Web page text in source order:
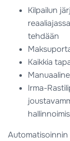
Kilpailun
tehdään
Kaikkia
Irma-